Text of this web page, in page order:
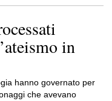
in
hanno governato per
che avevano